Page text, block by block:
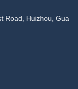
Road, Huizhou, Gua